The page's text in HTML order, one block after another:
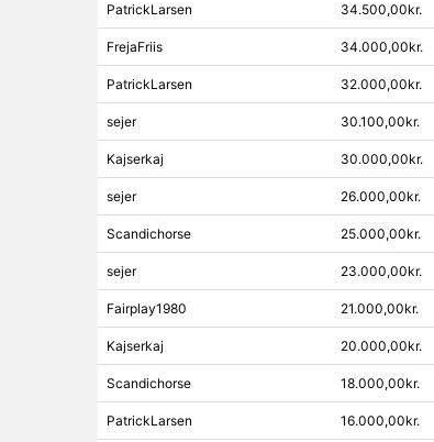
PatrickLarsen 34.500,00kr.
FrejaFriis 34.000,00kr.
PatrickLarsen 32.000,00kr.
sejer 30.100,00kr.
Kajserkaj 30.000,00kr.
sejer 26.000,00kr.
Scandichorse 25.000,00kr.
sejer 23.000,00kr.
Fairplay1980 21.000,00kr.
Kajserkaj 20.000,00kr.
Scandichorse 18.000,00kr.
PatrickLarsen 16.000,00kr.